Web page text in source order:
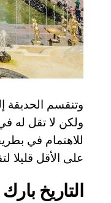
وتنقسم الحديقة
ولكن لا تقل له
للاهتمام في
على الأقل قليلا
التاريخ